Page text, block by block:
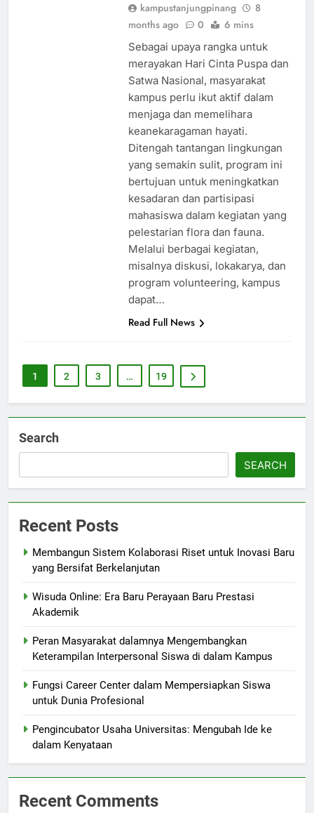
kampustanjungpinang
8
months ago
0 6 mins
Sebagai upaya rangka untuk
merayakan Hari Cinta Puspa dan
Satwa Nasional, masyarakat
kampus perlu ikut aktif dalam
menjaga dan memelihara
keanekaragaman hayati.
Ditengah tantangan lingkungan
yang semakin sulit, program ini
bertujuan untuk meningkatkan
kesadaran dan partisipasi
mahasiswa dalam kegiatan yang
pelestarian flora dan fauna.
Melalui berbagai kegiatan,
misalnya diskusi, lokakarya, dan
program volunteering, kampus
dapat…
Read Full News
1 2 3 … 19
Search
SEARCH
Recent Posts
Membangun Sistem Kolaborasi Riset untuk Inovasi Baru
yang Bersifat Berkelanjutan
Wisuda Online: Era Baru Perayaan Baru Prestasi
Akademik
Peran Masyarakat dalamnya Mengembangkan
Keterampilan Interpersonal Siswa di dalam Kampus
Fungsi Career Center dalam Mempersiapkan Siswa
untuk Dunia Profesional
Pengincubator Usaha Universitas: Mengubah Ide ke
dalam Kenyataan
Recent Comments